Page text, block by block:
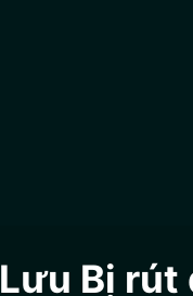
Lưu Bị rút